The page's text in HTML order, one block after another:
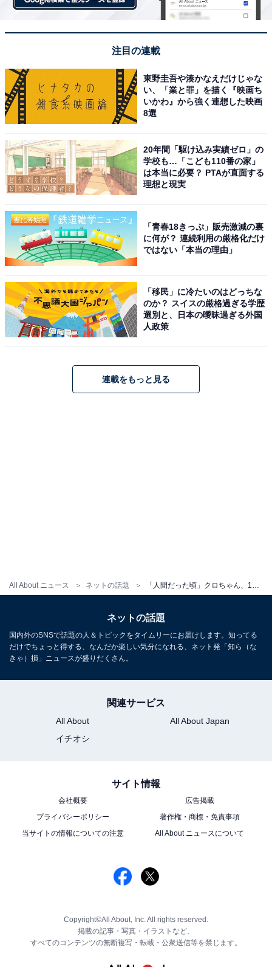
All About ニュース ネットの話題
注目の連載
東野圭吾や湊かなえだけじゃな
い、「業と罪」を描く『映画ち
いかわ』から強く連想した映画
8選
20年間「駆け込み実績ゼロ」の
学校も…「こども110番の家」
は本当に必要？ PTAが直面する
理想と現実
「青春18きっぷ」販売激減の裏
に何が？ 連続利用の厳格化だけ
ではない「本当の理由」
「移民」に冷たいのはどっちな
のか？ スイスの厳格過ぎる学歴
選別と、日本の曖昧過ぎる外国
人政策
連載をもっと見る
ネットの話題
国内外のSNSで話題の人＆トピックをタイムリーにお届けします。知ってる
だけでちょっと得する、なんだか楽しい気分になれる、ネット発「知ら（な
きゃ）損」ニュースが盛りだくさん。
関連サービス
All About
All About Japan
イチオシ
サイト情報
会社概要
広告掲載
プライバシーポリシー
著作権・商標・免責事項
当サイトの情報についての注意
All About ニュースについて
Copyright©All About, Inc. All rights reserved.
掲載の記事・写真・イラストなど、
すべてのコンテンツの無断複写・転載・公衆送信等を禁じます。